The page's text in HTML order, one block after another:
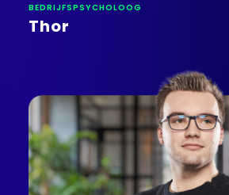
BEDRIJFSPSYCHOLOOG
Thor